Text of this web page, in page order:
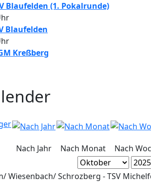
Blaufelden (1. Pokalrunde)
Blaufelden
Kreßberg
Nach Jahr Nach Monat Nach
Wiesenbach/ ​Schrozberg - TSV